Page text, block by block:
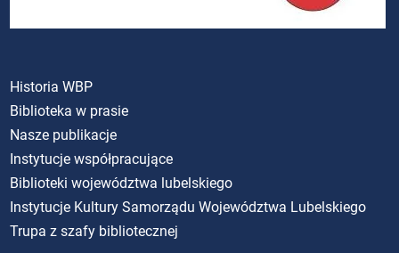
Historia WBP
Biblioteka w prasie
Nasze publikacje
Instytucje współpracujące
Biblioteki województwa lubelskiego
Instytucje Kultury Samorządu Województwa Lubelskiego
Trupa z szafy bibliotecznej